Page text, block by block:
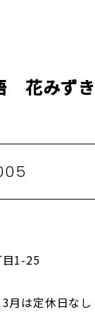
花みず
目1-25
月は定休日なし